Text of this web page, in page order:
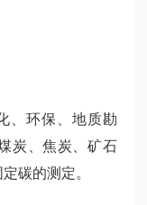
、环保、地质勘
炭、焦炭、矿石
碳的测定。